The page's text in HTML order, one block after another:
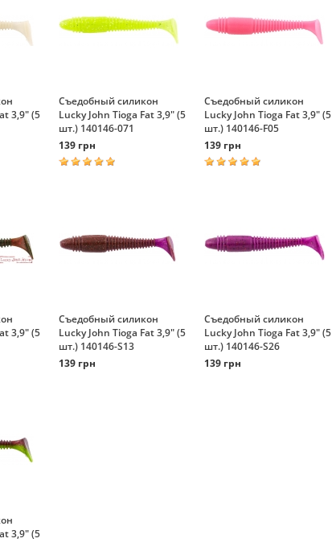
3,9" (5
Съедобный силикон
Lucky John Tioga Fat 3,9" (5
шт.) 140146-071
139 грн
Съедобный силикон
Lucky John Tioga Fat 3,9" (5
шт.) 140146-F05
139 грн
3,9" (5
Съедобный силикон
Lucky John Tioga Fat 3,9" (5
шт.) 140146-S13
139 грн
Съедобный силикон
Lucky John Tioga Fat 3,9" (5
шт.) 140146-S26
139 грн
3,9" (5